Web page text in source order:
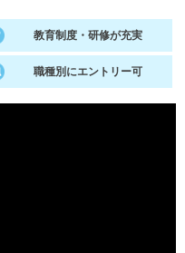
就活コラム
教育制度・研修が充実
職種別にエントリー可